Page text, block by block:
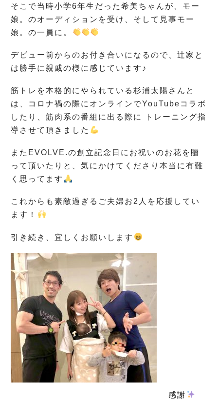
そこで当時小学6年生だった希美ちゃんが、モー
娘。のオーディションを受け、そして見事モー
娘。の一員に。
デビュー前からのお付き合いになるので、辻家と
は勝手に親戚の様に感じています♪
筋トレを本格的にやられている杉浦太陽さんと
は、コロナ禍の際にオンラインでYouTubeコラボ
したり、筋肉系の番組に出る際に トレーニング指
導させて頂きました
またEVOLVE.の創立記念日にお祝いのお花を贈
って頂いたりと、気にかけてくださり本当に有難
く思ってます
これからも素敵過ぎるご夫婦お2人を応援してい
ます！
引き続き、宜しくお願いします
感謝